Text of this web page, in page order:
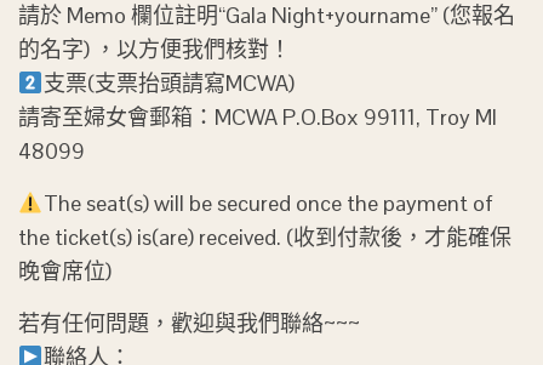
請於 Memo 欄位註明“Gala Night+yourname” (您報名
的名字) ，以方便我們核對！
支票(支票抬頭請寫MCWA)
請寄至婦女會郵箱：MCWA P.O.Box 99111, Troy MI
48099
The seat(s) will be secured once the payment of
the ticket(s) is(are) received. (收到付款後，才能確保
晚會席位)
若有任何問題，歡迎與我們聯絡~~~
聯絡人：